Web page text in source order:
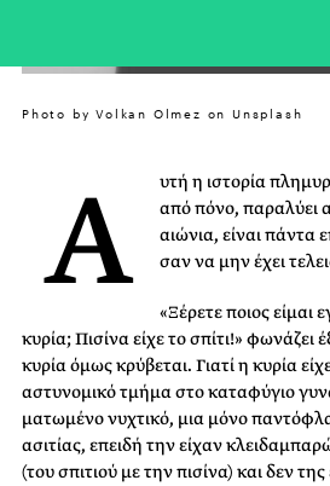
Photo by Volkan Olmez on Unsplash
Α
υτή η ιστορία
από πόνο, παραλύει
αιώνια, είναι πάντα
σαν να μην έχει
«Ξέρετε ποιος είμαι
κυρία; Πισίνα είχε το σπίτι!» φωνάζει
κυρία όμως κρύβεται. Γιατί η κυρία
αστυνομικό τμήμα στο καταφύγιο
ματωμένο νυχτικό, μια μόνο
ασιτίας, επειδή την είχαν
(του σπιτιού με την πισίνα) και δεν